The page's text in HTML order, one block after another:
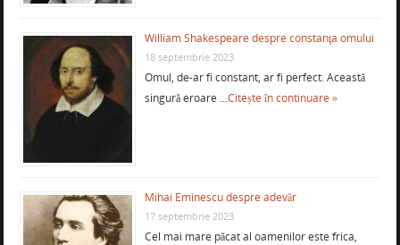
William Shakespeare despre constanţa omului
18 septembrie 2023
Omul, de-ar fi constant, ar fi perfect. Această
singură eroare …Citește în continuare »
Mihai Eminescu despre adevăr
17 septembrie 2023
Cel mai mare păcat al oamenilor este frica,